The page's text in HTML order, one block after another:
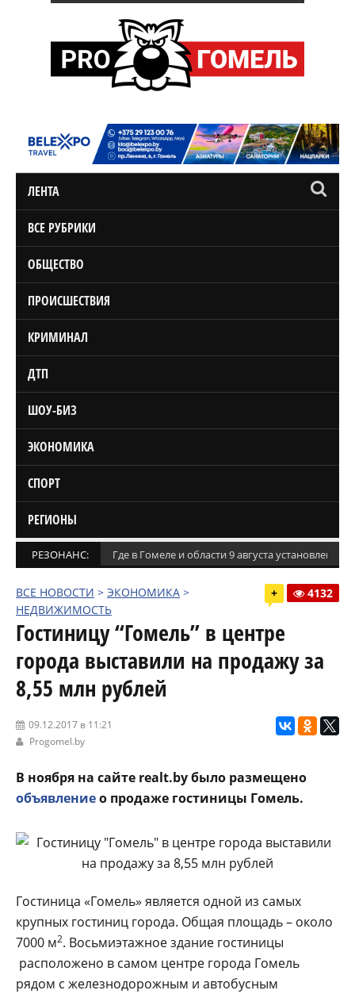
ЛЕНТА
ВСЕ РУБРИКИ
ОБЩЕСТВО
ПРОИСШЕСТВИЯ
КРИМИНАЛ
ДТП
ШОУ-БИЗ
ЭКОНОМИКА
СПОРТ
РЕГИОНЫ
РЕЗОНАНС: Где в Гомеле и области 9 августа установлены
ВСЕ НОВОСТИ > ЭКОНОМИКА >
НЕДВИЖИМОСТЬ
+ 4132
Гостиницу “Гомель” в центре
города выставили на продажу за
8,55 млн рублей
09.12.2017 в 11:21
Progomel.by
В ноября на сайте realt.by было размещено
объявлениео продаже гостиницы Гомель.
Гостиница «Гомель» является одной из самых
крупных гостиниц города. Общая площадь – около
7000 м2. Восьмиэтажное здание гостиницы
расположено в самом центре города Гомель
рядом с железнодорожным и автобусным